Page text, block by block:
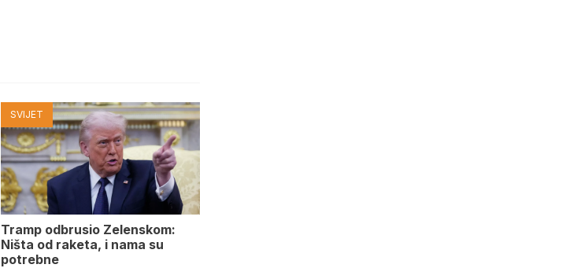
SVIJET
Tramp odbrusio Zelenskom:
Ništa od raketa, i nama su
potrebne